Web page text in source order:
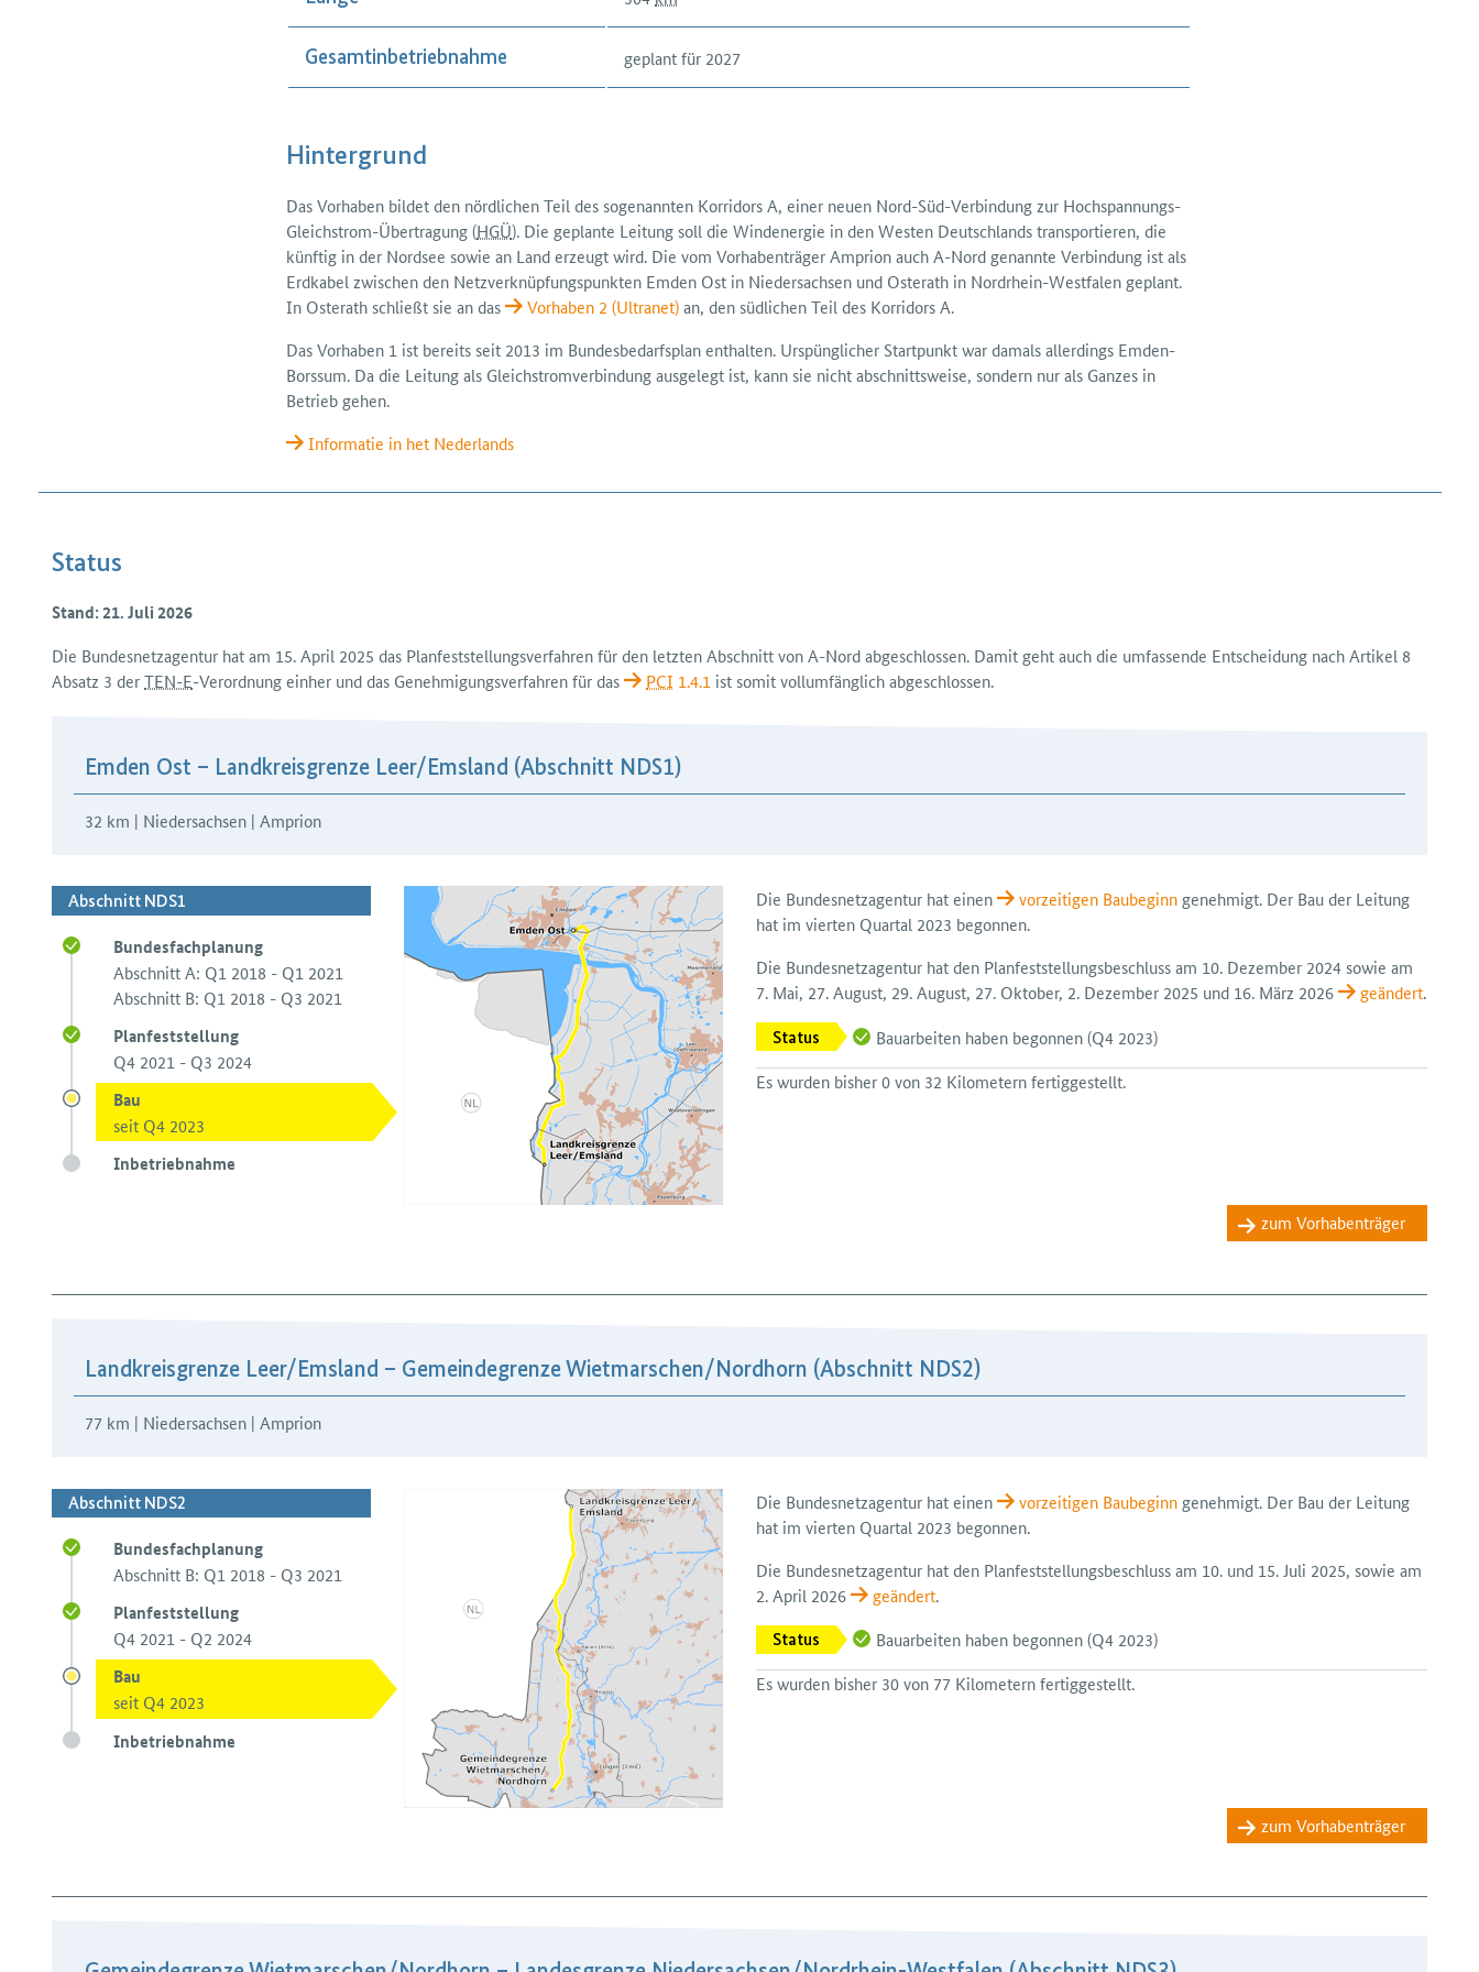
Gesamtinbetriebnahme geplant für 2027
Hintergrund
Das Vorhaben bildet den nördlichen Teil des sogenannten Korridors A, einer neuen Nord-Süd-Verbindung zur Hoch­spannungs-
Gleichstrom-Über­tragung (HGÜ). Die geplante Leitung soll die Windenergie in den Westen Deutschlands transportieren, die
künftig in der Nordsee sowie an Land erzeugt wird. Die vom Vorhabenträger Amprion auch A-Nord genannte Ver­bindung ist als
Erdkabel zwischen den Netz­verknüpfungs­punkten Emden Ost in Nieder­sachsen und Osterath in Nord­rhein-Westfalen geplant.
In Osterath schließt sie an das
Vorhaben 2 (Ultranet)an, den südlichen Teil des Korridors A.
Das Vorhaben 1 ist bereits seit 2013 im Bundes­bedarfsplan enthalten. Urspünglicher Startpunkt war damals allerdings Emden-
Borssum. Da die Leitung als Gleichstrom­verbindung ausgelegt ist, kann sie nicht abschnittsweise, sondern nur als Ganzes in
Betrieb gehen.
Informatie in het Nederlands
Status
Stand: 21. Juli 2026
Die Bundesnetzagentur hat am 15. April 2025 das Plan­feststellungs­verfahren für den letzten Abschnitt von A-Nord ab­geschlossen. Damit geht auch die umfassende Entscheidung nach Artikel 8
Absatz 3 derTEN-E-Verordnung einher und das Genehmigungs­verfahren für das PCI 1.4.1 ist somit voll­umfänglich abgeschlossen.
Emden Ost – Landkreisgrenze Leer/​Emsland (Abschnitt NDS1)
32 km | Niedersachsen | Amprion
Abschnitt NDS1
Bundesfachplanung
Abschnitt A: Q1 2018 - Q1 2021
Abschnitt B: Q1 2018 - Q3 2021
Planfeststellung
Q4 2021 - Q3 2024
Bau
seit Q4 2023
Inbetriebnahme
Die Bundes­netz­agentur hat einen vorzeitigen Bau­beginngenehmigt. Der Bau der Leitung
hat im vierten Quartal 2023 begonnen.
Die Bundesnetzagentur hat den Plan­feststellungs­beschluss am 10. Dezember 2024 sowie am
7. Mai, 27. August, 29. August, 27. Oktober, 2. Dezember 2025 und 16. März 2026
geändert.
Status Bauarbeiten haben begonnen(Q4 2023)
Es wurden bisher 0 von 32 Kilometern fertiggestellt.
zum Vorhabenträger
Landkreisgrenze Leer/​Emsland – Gemeindegrenze Wietmarschen/​Nordhorn (Abschnitt NDS2)
77 km | Niedersachsen | Amprion
Abschnitt NDS2
Bundesfachplanung
Abschnitt B: Q1 2018 - Q3 2021
Planfeststellung
Q4 2021 - Q2 2024
Bau
seit Q4 2023
Inbetriebnahme
Die Bundes­netz­agentur hat einen vorzeitigen Bau­beginn genehmigt. Der Bau der Leitung
hat im vierten Quartal 2023 begonnen.
Die Bundesnetzagentur hat den Plan­feststellungs­beschluss am 10. und 15. Juli 2025, sowie am
2. April 2026
geändert.
Status Bauarbeiten haben begonnen(Q4 2023)
Es wurden bisher 30 von 77 Kilometern fertiggestellt.
zum Vorhabenträger